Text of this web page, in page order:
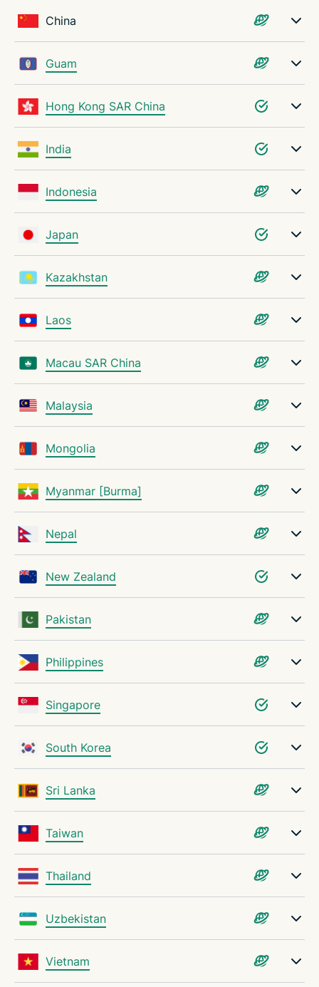
China
Guam
Hong Kong SAR China
India
Indonesia
Japan
Kazakhstan
Laos
Macau SAR China
Malaysia
Mongolia
Myanmar [Burma]
Nepal
New Zealand
Pakistan
Philippines
Singapore
South Korea
Sri Lanka
Taiwan
Thailand
Uzbekistan
Vietnam